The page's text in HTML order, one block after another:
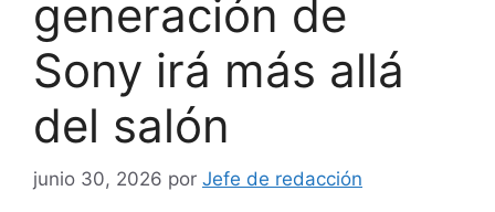
generación de
Sony irá más allá
del salón
junio 30, 2026 por Jefe de redacción